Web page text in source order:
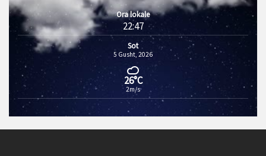
Ora lokale
22:47
Sot
5 Gusht, 2026
26°C
2m/s